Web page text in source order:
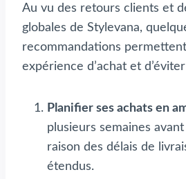
Au vu des retours clients et
globales de Stylevana,
recommandations
expérience d’achat et
Planifier ses achats en
plusieurs semaines
raison des délais de
étendus.